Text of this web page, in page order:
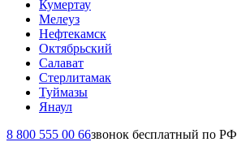
Кумертау
Мелеуз
Нефтекамск
Октябрьский
Салават
Стерлитамак
Туймазы
Янаул
8 800 555 00 66звонок бесплатный по РФ